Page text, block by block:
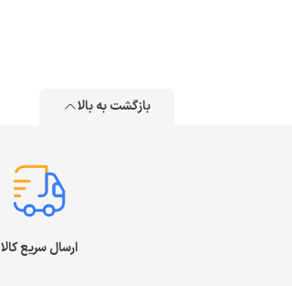
بازگشت به بالا
ارسال سریع کالا